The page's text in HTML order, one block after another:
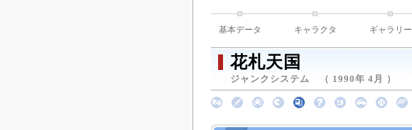
基本データ キャラクタ ギャラリー
花札天国
ジャンクシステム （ 1990年 4月 ）